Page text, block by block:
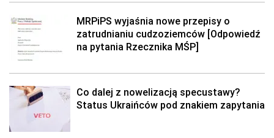
MRPiPS wyjaśnia nowe przepisy o
zatrudnianiu cudzoziemców [Odpowiedź
na pytania Rzecznika MŚP]
Co dalej z nowelizacją specustawy?
Status Ukraińców pod znakiem zapytania